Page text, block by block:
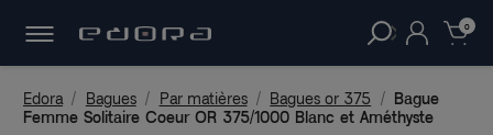
clear 0
Edora Bagues Par matières Bagues or 375
Bague
Femme Solitaire Coeur OR 375/1000 Blanc et Améthyste